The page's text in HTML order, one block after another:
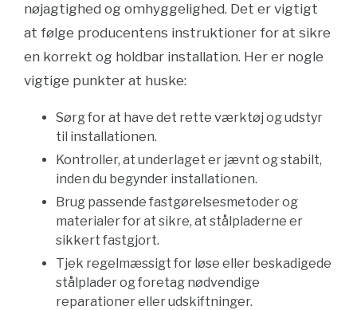
nøjagtighed og omhyggelighed. Det er vigtigt
at følge producentens instruktioner for at sikre
en korrekt og holdbar installation. Her er nogle
vigtige punkter at huske:
Sørg for at have det rette værktøj og udstyr
til installationen.
Kontroller, at underlaget er jævnt og stabilt,
inden du begynder installationen.
Brug passende fastgørelsesmetoder og
materialer for at sikre, at stålpladerne er
sikkert fastgjort.
Tjek regelmæssigt for løse eller beskadigede
stålplader og foretag nødvendige
reparationer eller udskiftninger.